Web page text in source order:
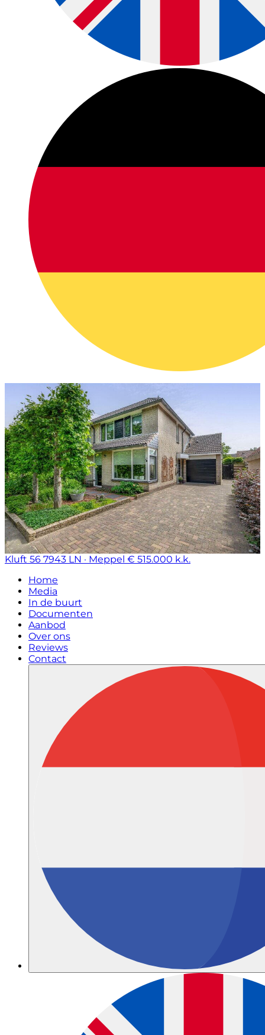
Kluft 56 7943 LN · Meppel € 515.000 k.k.
Home
Media
In de buurt
Documenten
Aanbod
Over ons
Reviews
Contact